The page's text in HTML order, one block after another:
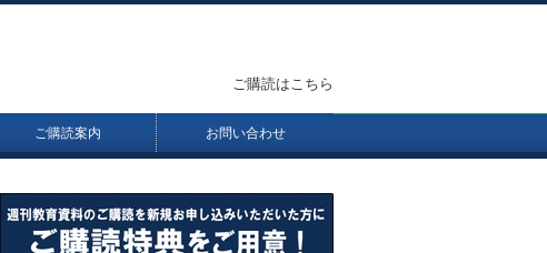
ご購読案内 お問い合わせ
ご購読はこちら